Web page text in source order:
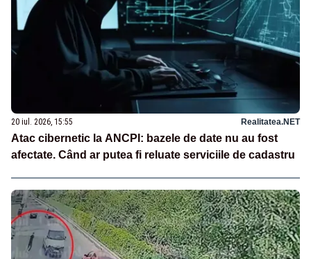
20 iul. 2026, 15:55 Realitatea.NET
Atac cibernetic la ANCPI: bazele de date nu au fost
afectate. Când ar putea fi reluate serviciile de cadastru